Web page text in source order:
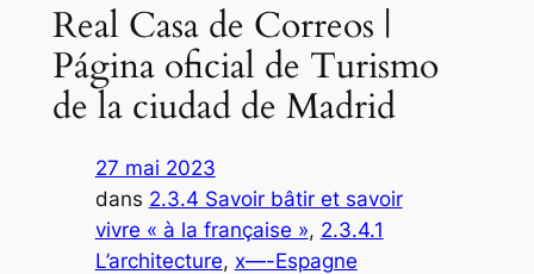
Real Casa de Correos |
Página oficial de Turismo
de la ciudad de Madrid
27 mai 2023
dans 2.3.4 Savoir bâtir et savoir
vivre « à la française », 2.3.4.1
L’architecture, x—-Espagne